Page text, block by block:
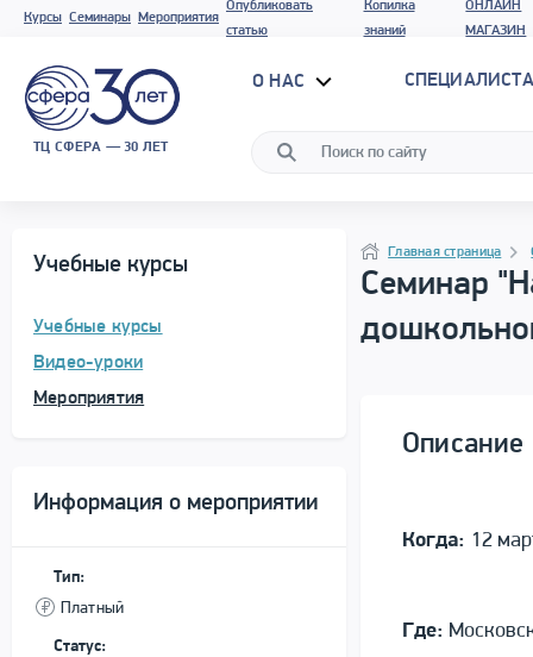
Курсы Семинары Мероприятия
Опубликовать
статью
Копилка
знаний
ОНЛАЙН
МАГАЗИН
ТЦ СФЕРА — 30 ЛЕТ
О НАС
Учебные курсы
Учебные курсы
Видео-уроки
Мероприятия
Информация о мероприятии
Тип:
Платный
Статус:
НавигацияГлавная страница
Семинар
Описание
Когда: 12
Где: